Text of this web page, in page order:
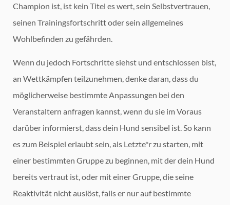
Champion ist, ist kein Titel es wert, sein Selbstvertrauen,
seinen Trainingsfortschritt oder sein allgemeines
Wohlbefinden zu gefährden.
Wenn du jedoch Fortschritte siehst und entschlossen bist,
an Wettkämpfen teilzunehmen, denke daran, dass du
möglicherweise bestimmte Anpassungen bei den
Veranstaltern anfragen kannst, wenn du sie im Voraus
darüber informierst, dass dein Hund sensibel ist. So kann
es zum Beispiel erlaubt sein, als Letzte*r zu starten, mit
einer bestimmten Gruppe zu beginnen, mit der dein Hund
bereits vertraut ist, oder mit einer Gruppe, die seine
Reaktivität nicht auslöst, falls er nur auf bestimmte